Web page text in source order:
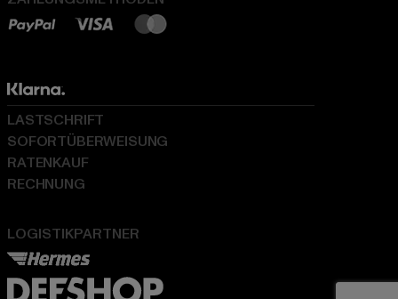
LOGISTIKPARTNER
LASTSCHRIFT
SOFORTÜBERWEISUNG
RATENKAUF
RECHNUNG